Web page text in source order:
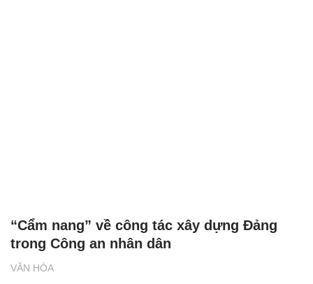
VĂN HÓA
“Cẩm nang” về công tác xây dựng Đảng
trong Công an nhân dân